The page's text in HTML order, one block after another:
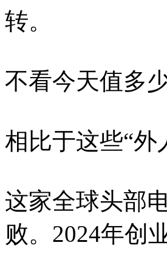
转。
不看今天值多
相比于这些“外
这家全球头部
败。2024年创